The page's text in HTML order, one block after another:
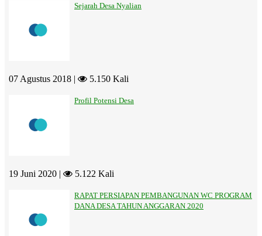
Sejarah Desa Nyalian
07 Agustus 2018 | 5.150 Kali
Profil Potensi Desa
19 Juni 2020 | 5.122 Kali
RAPAT PERSIAPAN PEMBANGUNAN WC PROGRAM
DANA DESA TAHUN ANGGARAN 2020